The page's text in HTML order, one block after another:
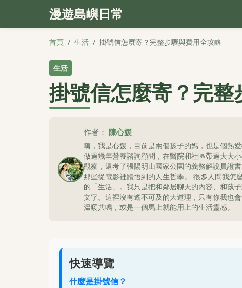
漫遊島嶼日常
首頁 / 生活 / 掛號信怎麼寄？完整步驟與費用全攻略
生活
掛號信怎麼寄？完
作者： 陳心媛
嗨，我是心媛，目前是兩個孩子的媽，也是個熱
做過幾年營養諮詢顧問，在醫院和社區帶過大大
觀察，還考了張陽明山國家公園的義務解說員證
那些從電影裡體悟到的人生哲學。 很多人問我怎
的「生活」。我只是把和鄰居聊天的內容、和孩
文字。這裡沒有遙不可及的大道理，只有你我也
溫暖共鳴，或是一個馬上就能用上的生活靈感。
快速導覽
什麼是掛號信？